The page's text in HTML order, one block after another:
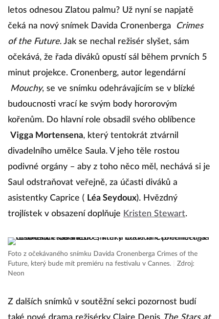
letos odnesou Zlatou palmu? Už nyní se napjatě
čeká na nový snímek Davida Cronenberga
Crimes
of the Future. Jak se nechal režisér slyšet, sám
očekává, že řada diváků opustí sál během prvních 5
minut projekce. Cronenberg, autor legendární
Mouchy, se ve snímku odehrávajícím se v blízké
budoucnosti vrací ke svým body hororovým
kořenům. Do hlavní role obsadil svého oblíbence
Vigga Mortensena, který tentokrát ztvárnil
divadelního umělce Saula. V jeho těle rostou
podivné orgány – aby z toho něco měl, nechává si je
Saul odstraňovat veřejně, za účasti diváků a
asistentky Caprice ( Léa Seydoux). Hvězdný
trojlístek v obsazení doplňuje Kristen Stewart.
Foto z očekávaného snímku Davida Cronenberga Crimes of the
Future, který bude mít premiéru na festivalu v Cannes.
Zdroj:
Neon
Z dalších snímků v soutěžní sekci pozornost budí